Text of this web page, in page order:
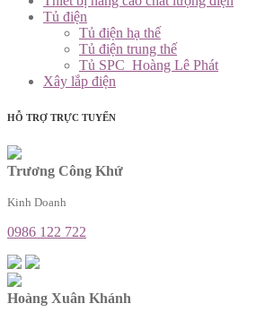
Tủ điện
Tủ điện hạ thế
Tủ điện trung thế
Tủ SPC_Hoàng Lê Phát
Xây lắp điện
HỖ TRỢ TRỰC TUYẾN
Trương Công Khứ
Kinh Doanh
0986 122 722
Hoàng Xuân Khánh